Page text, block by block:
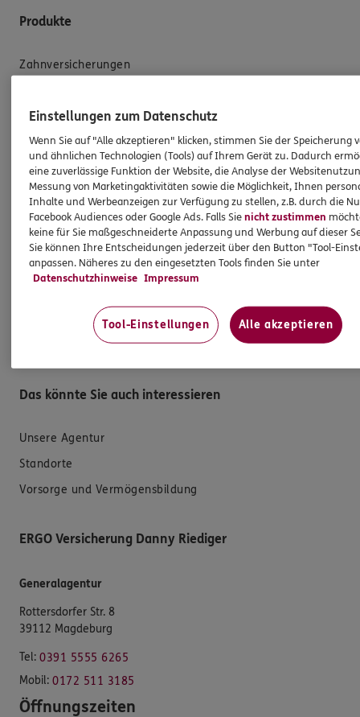
Produkte
Zahnversicherungen
Krankenversicherung
Versicherungen für den privaten Bedarf
Versicherungen für Geschäftskunden
Hilfe & Services
E-Mail schreiben
Schaden melden
Erstkontaktinformationen
EU-Offenlegungsvereinbarung
Das könnte Sie auch interessieren
Unsere Agentur
Standorte
Vorsorge und Vermögensbildung
ERGO Versicherung Danny Riediger
Generalagentur
Rottersdorfer Str. 8
39112 Magdeburg
Tel: 0391 5555 6265
Mobil: 0172 511 3185
Öffnungszeiten
Einstellungen zum Datenschutz
Wenn Sie auf "Alle akzeptieren" klicken, stimmen Sie der Speicherung
und ähnlichen Technologien (Tools) auf Ihrem Gerät zu. Dadurch
eine zuverlässige Funktion der Website, die Analyse der
Messung von Marketingaktivitäten sowie die Möglichkeit, Ihnen
Inhalte und Werbeanzeigen zur Verfügung zu stellen, z.B. durch die
Facebook Audiences oder Google Ads. Falls Sienicht zustimmen
keine für Sie maßgeschneiderte Anpassung und Werbung auf dieser
Sie können Ihre Entscheidungen jederzeit über den Button "Tool-
anpassen. Näheres zu den eingesetzten Tools finden Sie unter
Datenschutzhinweise Impressum
Tool-Einstellungen Alle akzeptieren